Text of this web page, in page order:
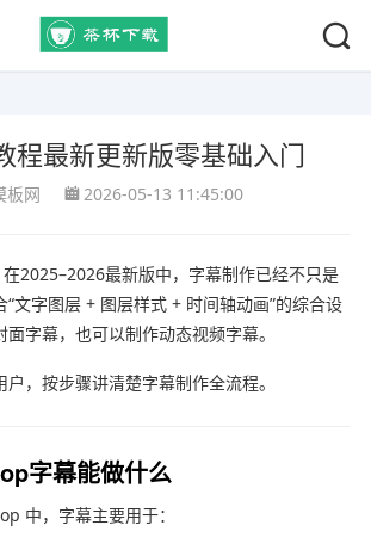
程最新更新版零基础入门
板网 2026-05-13 11:45:00
在2025–2026最新版中，字幕制作已经不只是
文字图层 + 图层样式 + 时间轴动画”的综合设
字幕，也可以制作动态视频字幕。
，按步骤讲清楚字幕制作全流程。
字幕能做什么
中，字幕主要用于：